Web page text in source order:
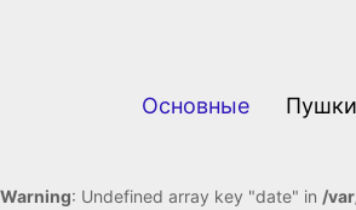
Основные
Warning: Undefined array key "date" in /